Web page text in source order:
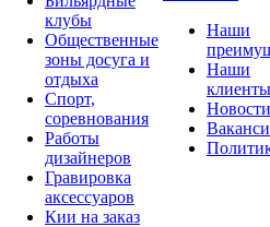
клубы
Общественные
зоны досуга и
отдыха
Спорт,
соревнования
Работы
дизайнеров
Гравировка
аксессуаров
Кии на заказ
Наши
Наши
клиенты
Новости